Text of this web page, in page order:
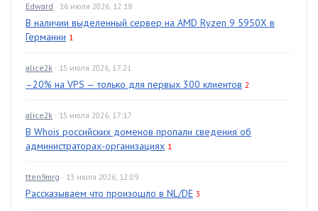
Edward · 16 июля 2026, 12:18
В наличии выделенный сервер на AMD Ryzen 9 5950X в
Германии 1
alice2k · 15 июля 2026, 17:21
–20% на VPS — только для первых 300 клиентов 2
alice2k · 15 июля 2026, 17:17
В Whois российских доменов пропали сведения об
администраторах-организациях 1
tten9mrg · 13 июля 2026, 12:09
Рассказываем что произошло в NL/DE 3